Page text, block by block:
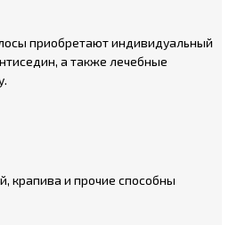
приобретают индивидуальный
а также лечебные
крапива и прочие способны